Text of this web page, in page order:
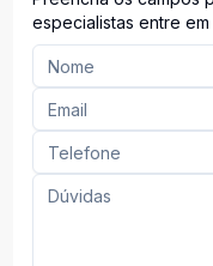
especialistas entre